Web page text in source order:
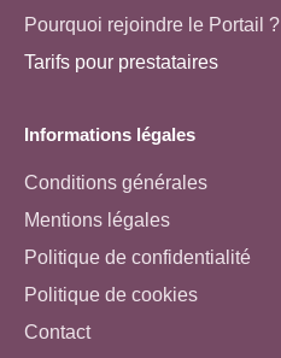
Pourquoi rejoindre le Portail ?
Tarifs pour prestataires
Informations légales
Conditions générales
Mentions légales
Politique de confidentialité
Politique de cookies
Contact